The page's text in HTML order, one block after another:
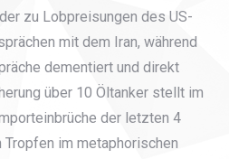
zu Lobpreisungen des US-
mit dem Iran, während
dementiert und direkt
über 10 Öltanker stellt im
der letzten 4
Tropfen im metaphorischen